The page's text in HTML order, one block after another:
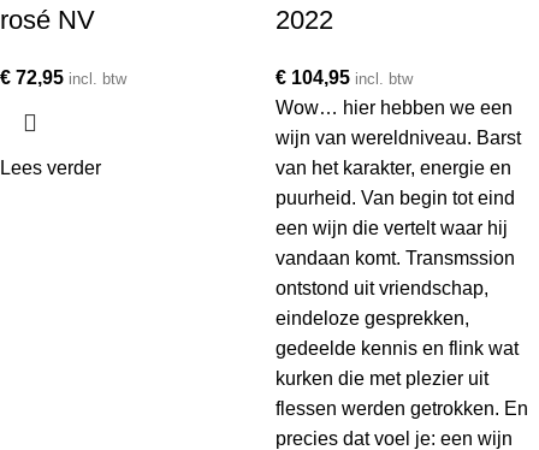
rosé NV
€ 72,95 incl. btw
Lees verder
2022
€ 104,95 incl. btw
Wow… hier hebben we een
wijn van wereldniveau. Barst
van het karakter, energie en
puurheid. Van begin tot eind
een wijn die vertelt waar hij
vandaan komt. Transmssion
ontstond uit vriendschap,
eindeloze gesprekken,
gedeelde kennis en flink wat
kurken die met plezier uit
flessen werden getrokken. En
precies dat voel je: een wijn